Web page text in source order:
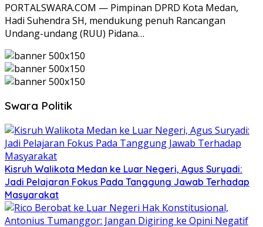
PORTALSWARA.COM — Pimpinan DPRD Kota Medan,
Hadi Suhendra SH, mendukung penuh Rancangan
Undang-undang (RUU) Pidana…
Swara Politik
Kisruh Walikota Medan ke Luar Negeri, Agus Suryadi:
Jadi Pelajaran Fokus Pada Tanggung Jawab Terhadap
Masyarakat